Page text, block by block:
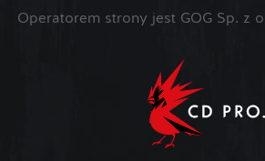
Operatorem strony jest GOG Sp. z